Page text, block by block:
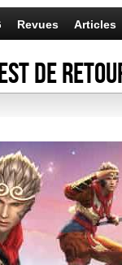
Revues Articles
de